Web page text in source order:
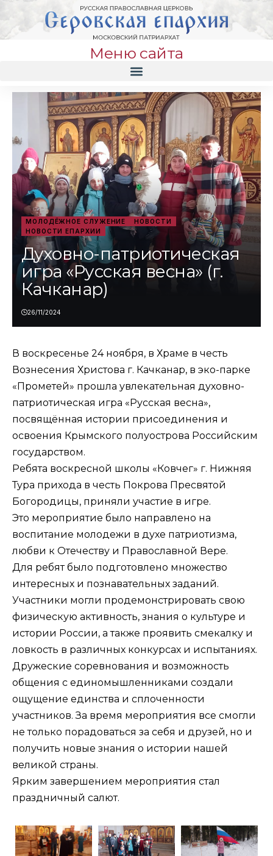
Меню сайта
МОЛОДЁЖНОЕ СЛУЖЕНИЕ
НОВОСТИ
НОВОСТИ ЕПАРХИИ
Духовно-патриотическая
игра «Русская весна» (г.
Качканар)
26/11/2024
В воскресенье 24 ноября, в Храме в честь
Вознесения Христова г. Качканар, в эко-парке
«Прометей» прошла увлекательная духовно-
патриотическая игра «Русская весна»,
посвящённая истории присоединения и
освоения Крымского полуострова Российским
государством.
Ребята воскресной школы «Ковчег» г. Нижняя
Тура прихода в честь Покрова Пресвятой
Богородицы, приняли участие в игре.
Это мероприятие было направлено на
воспитание молодежи в духе патриотизма,
любви к Отечеству и Православной Вере.
Для ребят было подготовлено множество
интересных и познавательных заданий.
Участники могли продемонстрировать свою
физическую активность, знания о культуре и
истории России, а также проявить смекалку и
ловкость в различных конкурсах и испытаниях.
Дружеские соревнования и возможность
общения с единомышленниками создали
ощущение единства и сплоченности
участников. За время мероприятия все смогли
не только порадоваться за себя и друзей, но и
получить новые знания о истории нашей
великой страны.
Ярким завершением мероприятия стал
праздничный салют.